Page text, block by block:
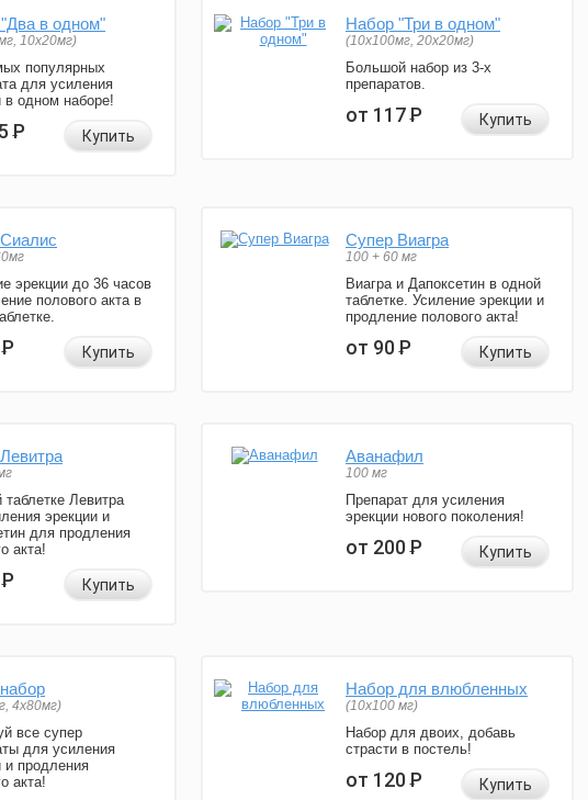
в одном"
10x20мг)
популярных
для усиления
в одном наборе!
Р Купить
Набор "Три в одном"
(10x100мг, 20x20мг)
Большой набор из 3-х
препаратов.
от 117Р Купить
эрекции до 36 часов
полового акта в
Р Купить
Супер Виагра
100 + 60 мг
Виагра и Дапоксетин в одной
таблетке. Усиление эрекции и
продление полового акта!
от 90Р Купить
таблетке Левитра
эрекции и
для продления
акта!
Р Купить
Аванафил
100 мг
Препарат для усиления
эрекции нового поколения!
от 200Р Купить
4х80мг)
все супер
для усиления
и продления
акта!
Набор для влюбленных
(10х100 мг)
Набор для двоих, добавь
страсти в постель!
от 120Р Купить